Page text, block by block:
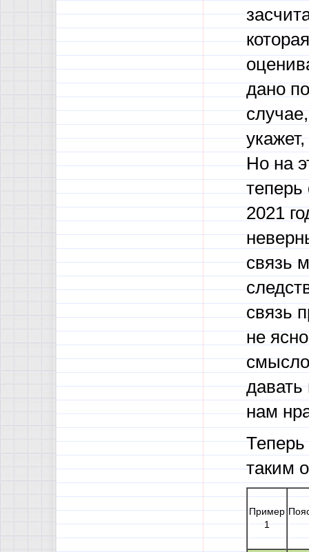
дано
Но на
теперь
2021
связь
связь
не
давать
нам
Теперь
таким
Пример
1